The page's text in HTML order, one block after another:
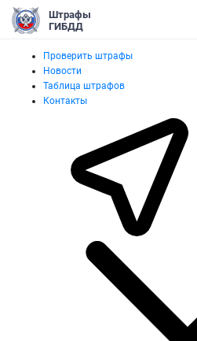
Штрафы
ГИБДД
Проверить штрафы
Новости
Таблица штрафов
Контакты